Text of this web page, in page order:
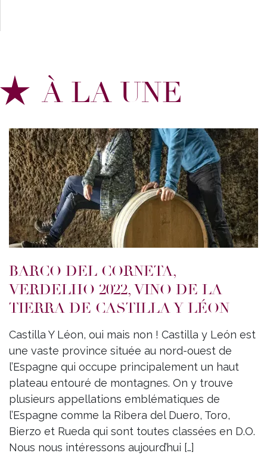
À LA UNE
BARCO DEL CORNETA,
VERDELHO 2022, VINO DE LA
TIERRA DE CASTILLA Y LÉON
Castilla Y Léon, oui mais non ! Castilla y León est
une vaste province située au nord-ouest de
l’Espagne qui occupe principalement un haut
plateau entouré de montagnes. On y trouve
plusieurs appellations emblématiques de
l’Espagne comme la Ribera del Duero, Toro,
Bierzo et Rueda qui sont toutes classées en D.O.
Nous nous intéressons aujourd’hui […]